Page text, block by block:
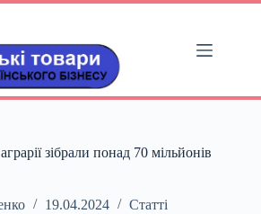
зібрали понад 70 мільйонів
19.04.2024 Статті